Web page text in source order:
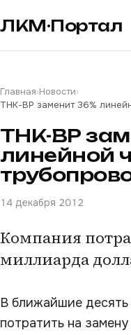
ЛКМ·Портал
Главная›Новости›
ТНК-ВР заменит 36%
ТНК-ВР
линейной
14 декабря 2012
Компания
миллиарда
В ближайшие
потратить на